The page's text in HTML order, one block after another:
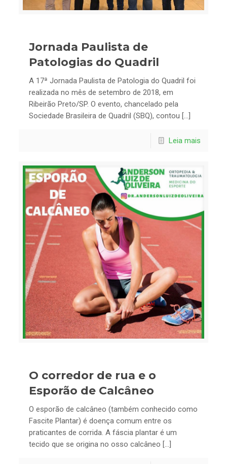
Jornada Paulista de
Patologias do Quadril
A 17ª Jornada Paulista de Patologia do Quadril foi
realizada no mês de setembro de 2018, em
Ribeirão Preto/SP. O evento, chancelado pela
Sociedade Brasileira de Quadril (SBQ), contou […]
Leia mais
O corredor de rua e o
Esporão de Calcâneo
O esporão de calcâneo (também conhecido como
Fascite Plantar) é doença comum entre os
praticantes de corrida. A fáscia plantar é um
tecido que se origina no osso calcâneo […]